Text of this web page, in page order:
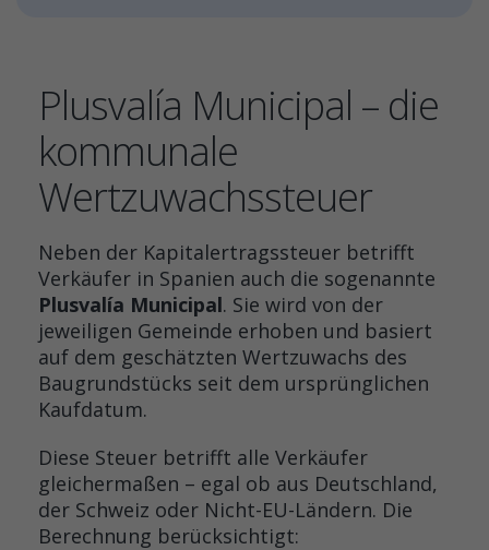
Plusvalía Municipal – die
kommunale
Wertzuwachssteuer
Neben der Kapitalertragssteuer betrifft
Verkäufer in Spanien auch die sogenannte
Plusvalía Municipal. Sie wird von der
jeweiligen Gemeinde erhoben und basiert
auf dem geschätzten Wertzuwachs des
Baugrundstücks seit dem ursprünglichen
Kaufdatum.
Diese Steuer betrifft alle Verkäufer
gleichermaßen – egal ob aus Deutschland,
der Schweiz oder Nicht-EU-Ländern. Die
Berechnung berücksichtigt: